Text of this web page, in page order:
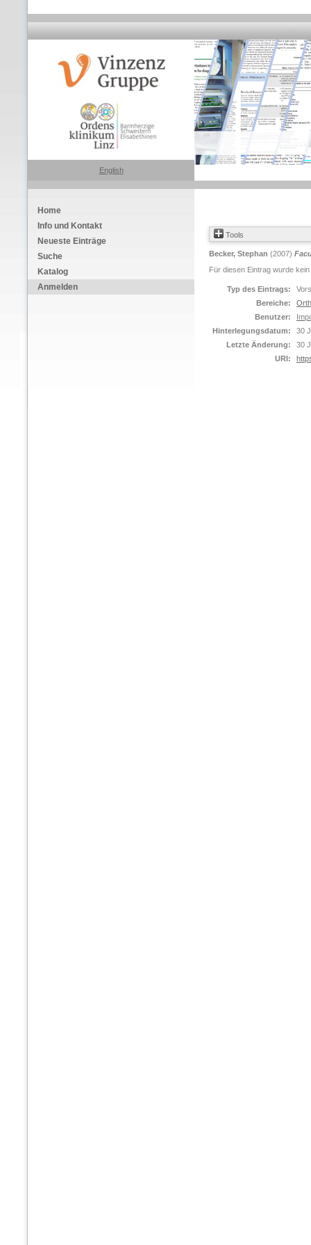
English
Home
Info und Kontakt
Neueste Einträge
Suche
Katalog
Anmelden
Tools
Becker, Stephan (2007)
Für diesen Eintrag wurde
Typ des Eintrags:
Bereiche:
Benutzer:
Hinterlegungsdatum:
30
Letzte Änderung:
30
URI: